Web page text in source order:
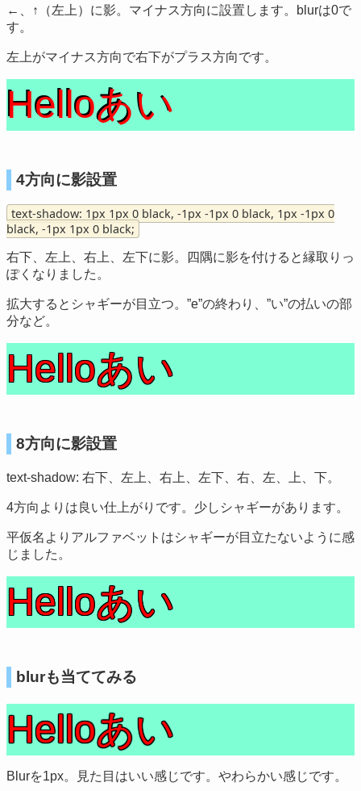
←、↑（左上）に影。マイナス方向に設置します。blurは0で
す。
左上がマイナス方向で右下がプラス方向です。
Helloあい
4方向に影設置
text-shadow: 1px 1px 0 black, -1px -1px 0 black, 1px -1px 0
black, -1px 1px 0 black;
右下、左上、右上、左下に影。四隅に影を付けると縁取りっ
ぽくなりました。
拡大するとシャギーが目立つ。”e”の終わり、”い”の払いの部
分など。
Helloあい
8方向に影設置
text-shadow: 右下、左上、右上、左下、右、左、上、下。
4方向よりは良い仕上がりです。少しシャギーがあります。
平仮名よりアルファベットはシャギーが目立たないように感
じました。
Helloあい
blurも当ててみる
Helloあい
Blurを1px。見た目はいい感じです。やわらかい感じです。